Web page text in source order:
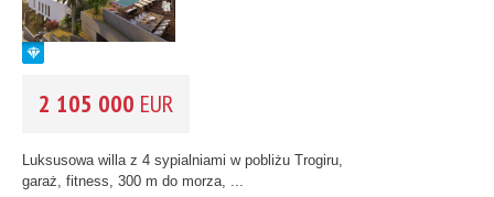
2 105 000 EUR
Luksusowa willa z 4 sypialniami w pobliżu Trogiru,
garaż, fitness, 300 m do morza, ...